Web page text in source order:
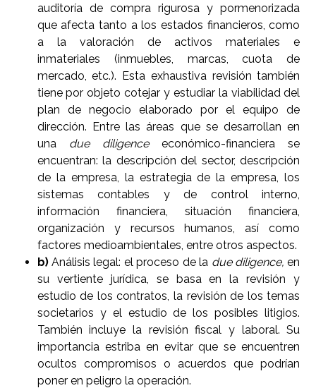
auditoría de compra rigurosa y pormenorizada
que afecta tanto a los estados financieros, como
a la valoración de activos materiales e
inmateriales (inmuebles, marcas, cuota de
mercado, etc.). Esta exhaustiva revisión también
tiene por objeto cotejar y estudiar la viabilidad del
plan de negocio elaborado por el equipo de
dirección. Entre las áreas que se desarrollan en
una due diligenceeconómico-financiera se
encuentran: la descripción del sector, descripción
de la empresa, la estrategia de la empresa, los
sistemas contables y de control interno,
información financiera, situación financiera,
organización y recursos humanos, así como
factores medioambientales, entre otros aspectos.
b)Análisis legal: el proceso de la due diligence, en
su vertiente jurídica, se basa en la revisión y
estudio de los contratos, la revisión de los temas
societarios y el estudio de los posibles litigios.
También incluye la revisión fiscal y laboral. Su
importancia estriba en evitar que se encuentren
ocultos compromisos o acuerdos que podrían
poner en peligro la operación.